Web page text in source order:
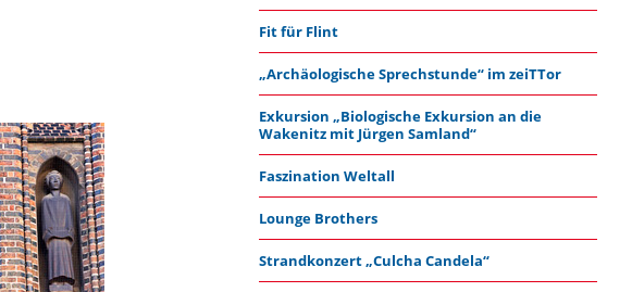
Fit für Flint
„Archäologische Sprechstunde“ im zeiTTor
Exkursion „Biologische Exkursion an die
Wakenitz mit Jürgen Samland“
Faszination Weltall
Lounge Brothers
Strandkonzert „Culcha Candela“